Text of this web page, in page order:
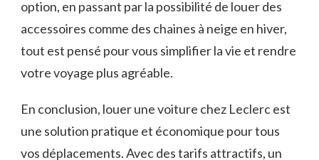
option, en passant par la possibilité de louer des
accessoires comme des chaines à neige en hiver,
tout est pensé pour vous simplifier la vie et rendre
votre voyage plus agréable.
En conclusion, louer une voiture chez Leclerc est
une solution pratique et économique pour tous
vos déplacements. Avec des tarifs attractifs, un